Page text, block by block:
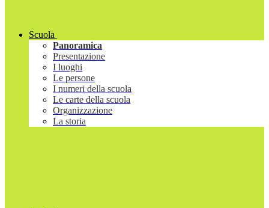
Scuola
Panoramica
Presentazione
I luoghi
Le persone
I numeri della scuola
Le carte della scuola
Organizzazione
La storia